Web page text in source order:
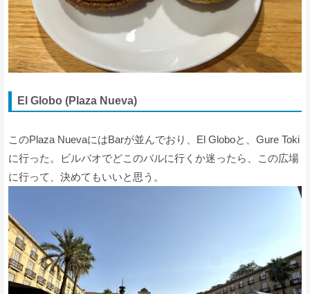
El Globo (Plaza Nueva)
このPlaza NuevaにはBarが並んでおり、El Globoと、Gure Toki
に行った。ビルバオでどこのバルに行くか迷ったら、この広場
に行って、決めてもいいと思う。